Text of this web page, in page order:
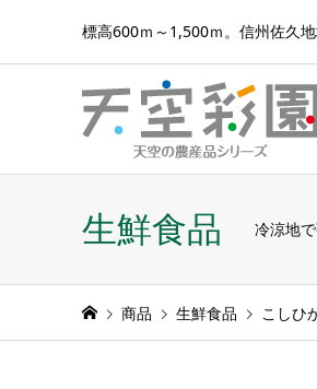
標高600ｍ～1,500ｍ。信州佐久
生鮮食品 冷涼地
商品 生鮮食品 こしひ